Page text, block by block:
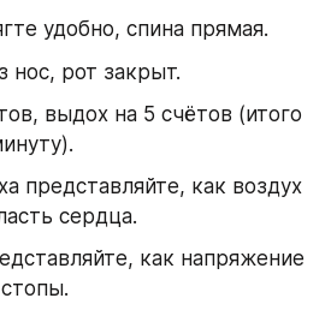
удобно, спина прямая.
рот закрыт.
выдох на 5 счётов (итого
представляйте, как воздух
сердца.
как напряжение